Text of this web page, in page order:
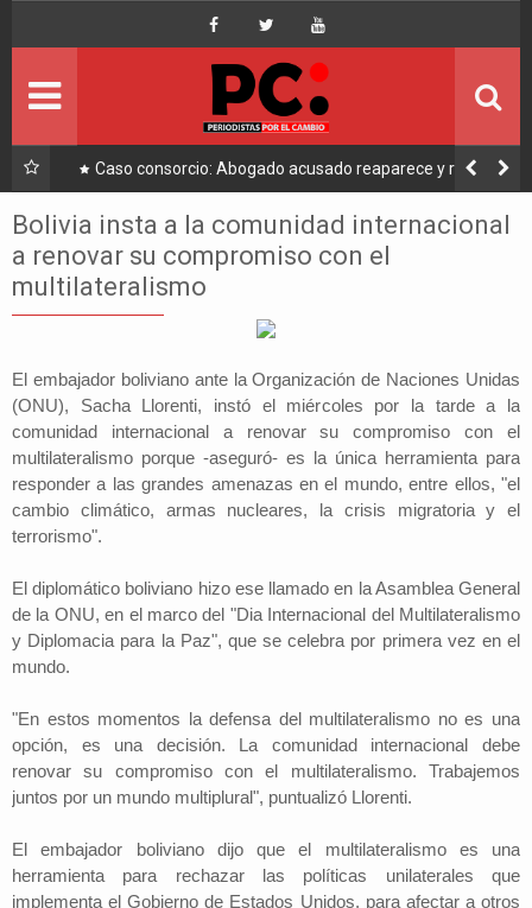
Caso consorcio: Abogado acusado reaparece y ratifica
su denuncia contra Coaquira
Bolivia insta a la comunidad internacional
a renovar su compromiso con el
multilateralismo
El embajador boliviano ante la Organización de Naciones Unidas
(ONU), Sacha Llorenti, instó el miércoles por la tarde a la
comunidad internacional a renovar su compromiso con el
multilateralismo porque -aseguró- es la única herramienta para
responder a las grandes amenazas en el mundo, entre ellos, "el
cambio climático, armas nucleares, la crisis migratoria y el
terrorismo".
El diplomático boliviano hizo ese llamado en la Asamblea General
de la ONU, en el marco del "Dia Internacional del Multilateralismo
y Diplomacia para la Paz", que se celebra por primera vez en el
mundo.
"En estos momentos la defensa del multilateralismo no es una
opción, es una decisión. La comunidad internacional debe
renovar su compromiso con el multilateralismo. Trabajemos
juntos por un mundo multiplural", puntualizó Llorenti.
El embajador boliviano dijo que el multilateralismo es una
herramienta para rechazar las políticas unilaterales que
implementa el Gobierno de Estados Unidos, para afectar a otros
Portada
Ultimo
Economía
Nacional
Lee Más